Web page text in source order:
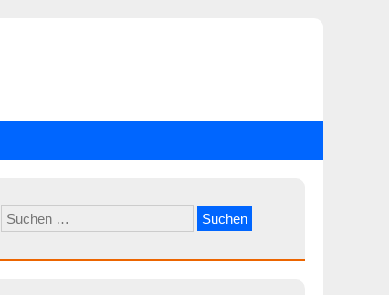
Suchen
nach: